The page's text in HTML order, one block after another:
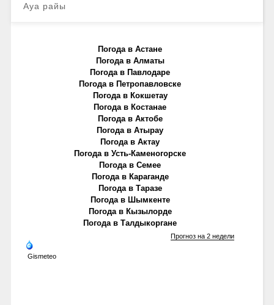
Ауа райы
Погода в Астане
Погода в Алматы
Погода в Павлодаре
Погода в Петропавловске
Погода в Кокшетау
Погода в Костанае
Погода в Актобе
Погода в Атырау
Погода в Актау
Погода в Усть-Каменогорске
Погода в Семее
Погода в Караганде
Погода в Таразе
Погода в Шымкенте
Погода в Кызылорде
Погода в Талдыкоргане
Gismeteo
Прогноз на 2 недели